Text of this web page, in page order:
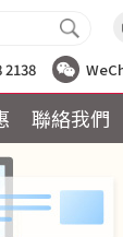
2138
聯絡我們